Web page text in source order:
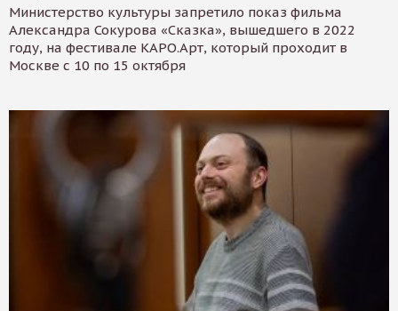
Министерство культуры запретило показ фильма
Александра Сокурова «Сказка», вышедшего в 2022
году, на фестивале КАРО.Арт, который проходит в
Москве с 10 по 15 октября